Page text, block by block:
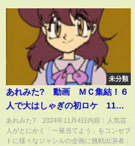
未分類
あれみた? 動画 ＭＣ集結！６
人で大はしゃぎの初ロケ 11月4
日
あれみた? 2024年11月4日内容：人気芸
人がとにかく「一発当てよう」をコンセプ
トに様々なジャンルの企画に挑戦出演者：